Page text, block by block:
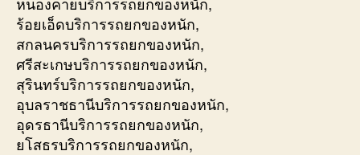
ร้อยเอ็ดบริการรถยกของหนัก,
สกลนครบริการรถยกของหนัก,
ศรีสะเกษบริการรถยกของหนัก,
สุรินทร์บริการรถยกของหนัก,
อุบลราชธานีบริการรถยกของหนัก,
อุดรธานีบริการรถยกของหนัก,
ยโสธรบริการรถยกของหนัก,